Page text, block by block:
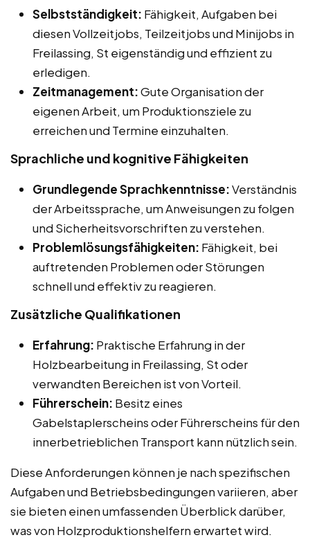
Selbstständigkeit: Fähigkeit, Aufgaben bei
diesen Vollzeitjobs, Teilzeitjobs und Minijobs in
Freilassing, St eigenständig und effizient zu
erledigen.
Zeitmanagement:Gute Organisation der
eigenen Arbeit, um Produktionsziele zu
erreichen und Termine einzuhalten.
Sprachliche und kognitive Fähigkeiten
Grundlegende Sprachkenntnisse:Verständnis
der Arbeitssprache, um Anweisungen zu folgen
und Sicherheitsvorschriften zu verstehen.
Problemlösungsfähigkeiten: Fähigkeit, bei
auftretenden Problemen oder Störungen
schnell und effektiv zu reagieren.
Zusätzliche Qualifikationen
Erfahrung: Praktische Erfahrung in der
Holzbearbeitung in Freilassing, St oder
verwandten Bereichen ist von Vorteil.
Führerschein: Besitz eines
Gabelstaplerscheins oder Führerscheins für den
innerbetrieblichen Transport kann nützlich sein.
Diese Anforderungen können je nach spezifischen
Aufgaben und Betriebsbedingungen variieren, aber
sie bieten einen umfassenden Überblick darüber,
was von Holzproduktionshelfern erwartet wird.